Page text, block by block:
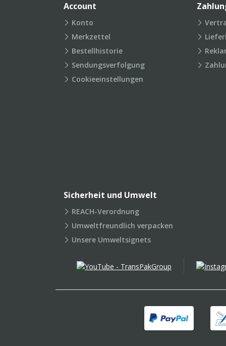
Account
Konto
Merkzettel
Bestellhistorie
Sendungsverfolgung
Cookieeinstellungen
Sicherheit und Umwelt
REACH-Verordnung
Umweltfreundlich verpacken
Unsere Umweltsignets